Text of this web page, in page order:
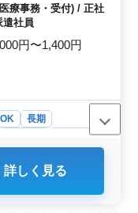
募お待ちしておりま
療事務・受付) / 正社
遣社員
円〜1,400円
長期
派遣社員
する医療事務業務
詳しく見る